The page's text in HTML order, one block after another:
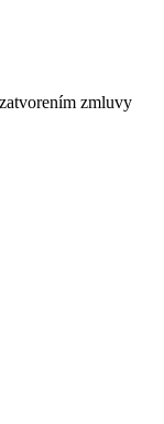
zmluvy